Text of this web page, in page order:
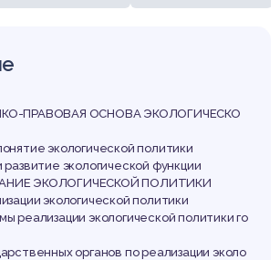
ПРАВОВАЯ ОСНОВА ЭКОЛОГИЧЕСКО
экологической политики
экологической функции
ЭКОЛОГИЧЕСКОЙ ПОЛИТИКИ
экологической политики
реализации экологической политики го
органов по реализации эколо